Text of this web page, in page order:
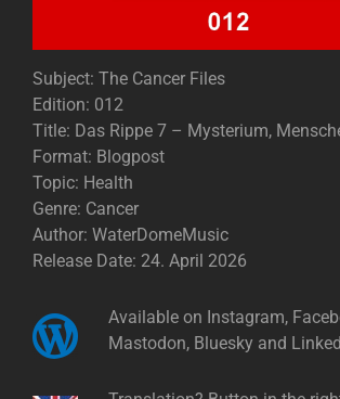
Subject: The Cancer Files
Edition: 012
Title: Das Rippe 7 – Mysterium,
Format: Blogpost
Topic: Health
Genre: Cancer
Author: WaterDomeMusic
Release Date: 24. April 2026
Available on Instagram,
Mastodon, Bluesky and